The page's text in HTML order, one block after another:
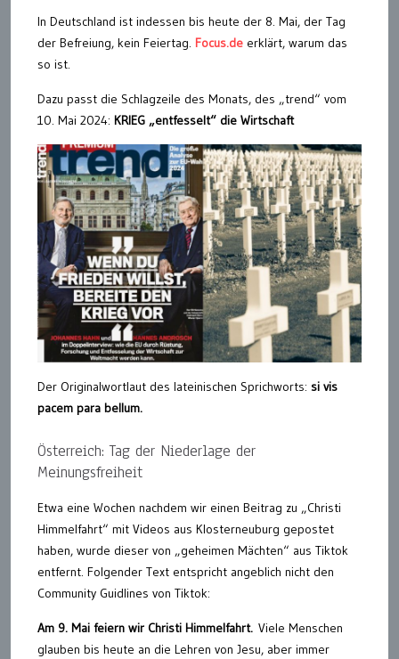
In Deutschland ist indessen bis heute der 8. Mai, der Tag
der Befreiung, kein Feiertag. Focus.de erklärt, warum das
so ist.
Dazu passt die Schlagzeile des Monats, des „trend“ vom
10. Mai 2024: KRIEG „entfesselt“ die Wirtschaft
Der Originalwortlaut des lateinischen Sprichworts: si vis
pacem para bellum.
Österreich: Tag der Niederlage der
Meinungsfreiheit
Etwa eine Wochen nachdem wir einen Beitrag zu „Christi
Himmelfahrt“ mit Videos aus Klosterneuburg gepostet
haben, wurde dieser von „geheimen Mächten“ aus Tiktok
entfernt. Folgender Text entspricht angeblich nicht den
Community Guidlines von Tiktok:
Am 9. Mai feiern wir Christi Himmelfahrt. Viele Menschen
glauben bis heute an die Lehren von Jesu, aber immer